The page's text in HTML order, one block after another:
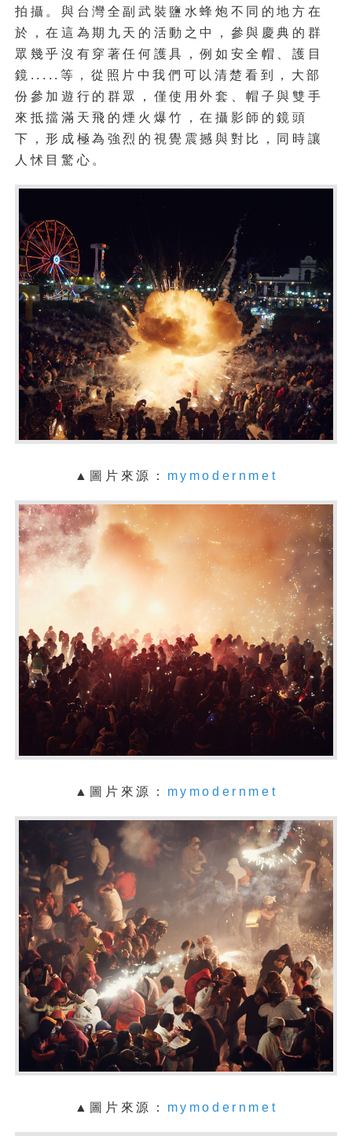
拍攝。與台灣全副武裝鹽水蜂炮不同的地方在
於，在這為期九天的活動之中，參與慶典的群
眾幾乎沒有穿著任何護具，例如安全帽、護目
鏡.....等，從照片中我們可以清楚看到，大部
份參加遊行的群眾，僅使用外套、帽子與雙手
來抵擋滿天飛的煙火爆竹，在攝影師的鏡頭
下，形成極為強烈的視覺震撼與對比，同時讓
人怵目驚心。
▲圖片來源： mymodernmet
▲圖片來源： mymodernmet
▲圖片來源： mymodernmet